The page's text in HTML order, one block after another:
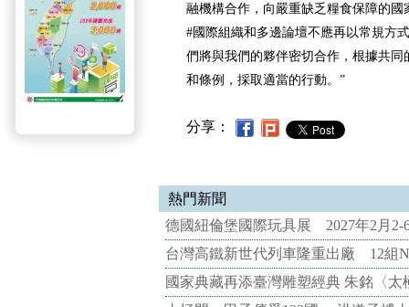
融機構合作，向嚴重缺乏糧食保障的國
#國際組織和多邊論壇不應再以常規方
們將與我們的夥伴密切合作，根據共
和條例，採取適當的行動。”
分享：
熱門新聞
德國紐倫堡國際玩具展 2027年2月2-
台灣高鐵新世代列車隆重出廠 12組
國家典藏再添臺灣雕塑經典 朱銘〈